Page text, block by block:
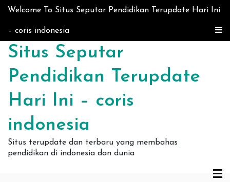
Skip to content
Welcome To Situs Seputar Pendidikan Terupdate Hari Ini
– coris indonesia
Situs Seputar
Pendidikan Terupdate
Hari Ini – coris
indonesia
Situs terupdate dan terbaru yang membahas
pendidikan di indonesia dan dunia